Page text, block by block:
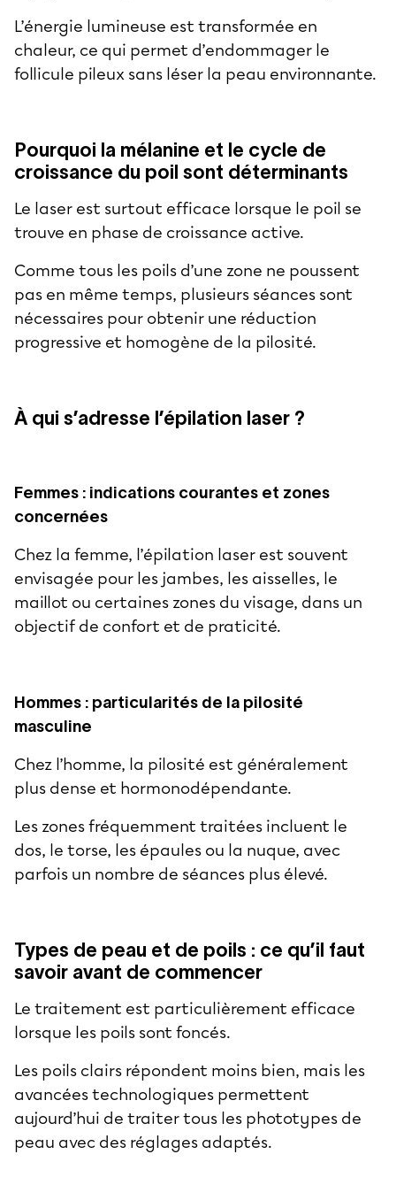
L’énergie lumineuse est transformée en
chaleur, ce qui permet d’endommager le
follicule pileux sans léser la peau environnante.
Pourquoi la mélanine et le cycle de
croissance du poil sont déterminants
Le laser est surtout efficace lorsque le poil se
trouve en phase de croissance active.
Comme tous les poils d’une zone ne poussent
pas en même temps, plusieurs séances sont
nécessaires pour obtenir une réduction
progressive et homogène de la pilosité.
À qui s’adresse l’épilation laser ?
Femmes : indications courantes et zones
concernées
Chez la femme, l’épilation laser est souvent
envisagée pour les jambes, les aisselles, le
maillot ou certaines zones du visage, dans un
objectif de confort et de praticité.
Hommes : particularités de la pilosité
masculine
Chez l’homme, la pilosité est généralement
plus dense et hormonodépendante.
Les zones fréquemment traitées incluent le
dos, le torse, les épaules ou la nuque, avec
parfois un nombre de séances plus élevé.
Types de peau et de poils : ce qu’il faut
savoir avant de commencer
Le traitement est particulièrement efficace
lorsque les poils sont foncés.
Les poils clairs répondent moins bien, mais les
avancées technologiques permettent
aujourd’hui de traiter tous les phototypes de
peau avec des réglages adaptés.